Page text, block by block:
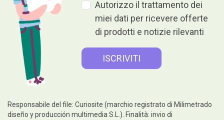
Autorizzo il trattamento dei
miei dati per ricevere offerte
di prodotti e notizie rilevanti
Responsabile del file: Curiosite (marchio registrato di Milimetrado
diseño y producción multimedia S.L.). Finalità: invio di